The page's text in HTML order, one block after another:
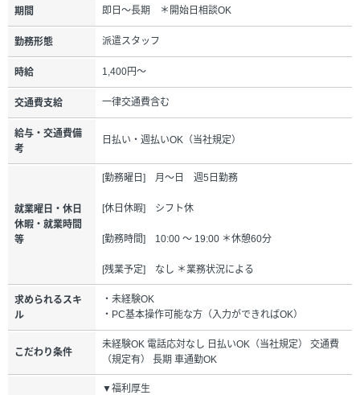
期間 即日～長期 ＊開始日相談OK
勤務形態 派遣スタッフ
時給 1,400円～
交通費支給 一律交通費含む
給与・交通費備
考
日払い・週払いOK（当社規定）
就業曜日・休日
休暇・就業時間
等
[勤務曜日] 月～日 週5日勤務
[休日休暇] シフト休
[勤務時間] 10:00 ～ 19:00 ＊休憩60分
[残業予定] なし ＊業務状況による
求められるスキ
ル
・未経験OK
・PC基本操作可能な方（入力ができればOK）
こだわり条件
未経験OK 電話応対なし 日払いOK（当社規定） 交通費
（規定有） 長期 車通勤OK
▼福利厚生